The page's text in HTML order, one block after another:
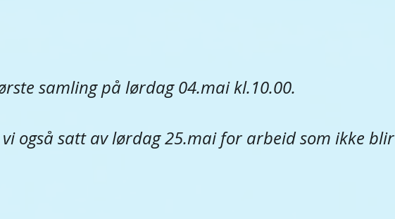
samling på lørdag 04.mai kl.10.00.
også satt av lørdag 25.mai for arbeid som ikke blir